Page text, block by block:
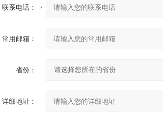
联系电话：
常用邮箱：
省份：
详细地址：